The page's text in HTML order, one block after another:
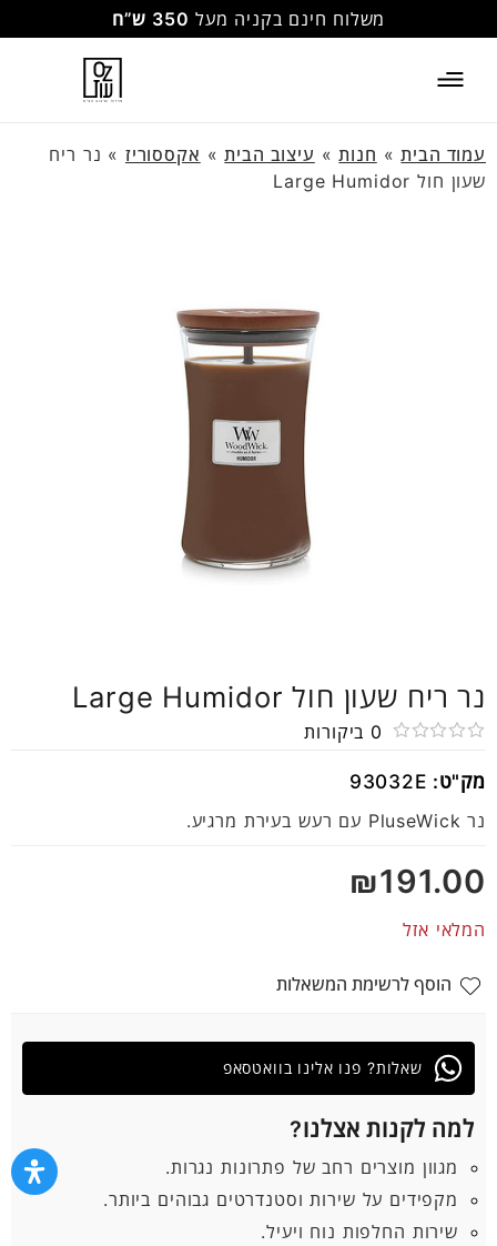
משלוח חינם בקניה מעל 350 ש”ח
עמוד הבית» חנות» עיצוב הבית» אקססוריז » נר ריח
שעון חול Large Humidor
נר ריח שעון חול Large Humidor
0
מתוך
0 ביקורות
מק"ט: 93032E
נר PluseWick עם רעש בעירת מרגיע.
₪191.00
המלאי אזל
הוסף לרשימת המשאלות
למה לקנות אצלנו?
מגוון מוצרים רחב של פתרונות נגרות.
מקפידים על שירות וסטנדרטים גבוהים ביותר.
שירות החלפות נוח ויעיל.
שאלות? פנו אלינו בוואטסאפ